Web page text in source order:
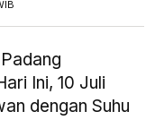
Ini, 10 Juli
dengan Suhu